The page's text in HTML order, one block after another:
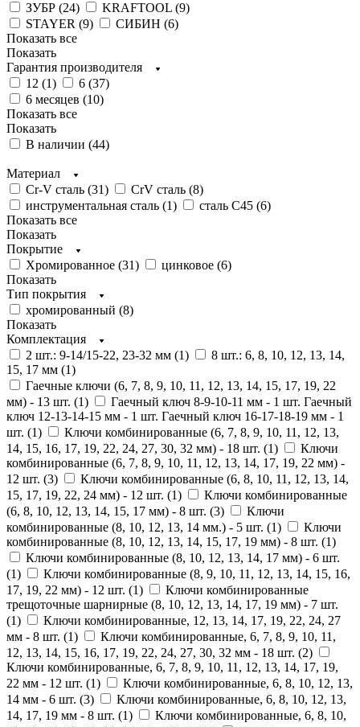
ЗУБР (24) KRAFTOOL (9)
STAYER (9) СИБИН (6)
Показать все
Показать
Гарантия производителя
12 (1) 6 (37)
6 месяцев (10)
Показать все
Показать
В наличии (44)
Материал
Cr-V сталь (31) CrV сталь (8)
инструментальная сталь (1) сталь С45 (6)
Показать все
Показать
Покрытие
Хромированное (31) цинковое (6)
Показать
Тип покрытия
хромированный (8)
Показать
Комплектация
2 шт.: 9-14/15-22, 23-32 мм (1)
8 шт.: 6, 8, 10, 12, 13, 14,
15, 17 мм (1)
Гаечные ключи (6, 7, 8, 9, 10, 11, 12, 13, 14, 15, 17, 19, 22
мм) - 13 шт. (1)
Гаечный ключ 8-9-10-11 мм - 1 шт. Гаечный
ключ 12-13-14-15 мм - 1 шт. Гаечный ключ 16-17-18-19 мм - 1
шт. (1)
Ключи комбинированные (6, 7, 8, 9, 10, 11, 12, 13,
14, 15, 16, 17, 19, 22, 24, 27, 30, 32 мм) - 18 шт. (1)
Ключи
комбинированные (6, 7, 8, 9, 10, 11, 12, 13, 14, 17, 19, 22 мм) -
12 шт. (3)
Ключи комбинированные (6, 8, 10, 11, 12, 13, 14,
15, 17, 19, 22, 24 мм) - 12 шт. (1)
Ключи комбинированные
(6, 8, 10, 12, 13, 14, 15, 17 мм) - 8 шт. (3)
Ключи
комбинированные (8, 10, 12, 13, 14 мм.) - 5 шт. (1)
Ключи
комбинированные (8, 10, 12, 13, 14, 15, 17, 19 мм) - 8 шт. (1)
Ключи комбинированные (8, 10, 12, 13, 14, 17 мм) - 6 шт.
(1)
Ключи комбинированные (8, 9, 10, 11, 12, 13, 14, 15, 16,
17, 19, 22 мм) - 12 шт. (1)
Ключи комбинированные
трещоточные шарнирные (8, 10, 12, 13, 14, 17, 19 мм) - 7 шт.
(1)
Ключи комбинированные, 12, 13, 14, 17, 19, 22, 24, 27
мм - 8 шт. (1)
Ключи комбинированные, 6, 7, 8, 9, 10, 11,
12, 13, 14, 15, 16, 17, 19, 22, 24, 27, 30, 32 мм - 18 шт. (2)
Ключи комбинированные, 6, 7, 8, 9, 10, 11, 12, 13, 14, 17, 19,
22 мм - 12 шт. (1)
Ключи комбинированные, 6, 8, 10, 12, 13,
14 мм - 6 шт. (3)
Ключи комбинированные, 6, 8, 10, 12, 13,
14, 17, 19 мм - 8 шт. (1)
Ключи комбинированные, 6, 8, 10,